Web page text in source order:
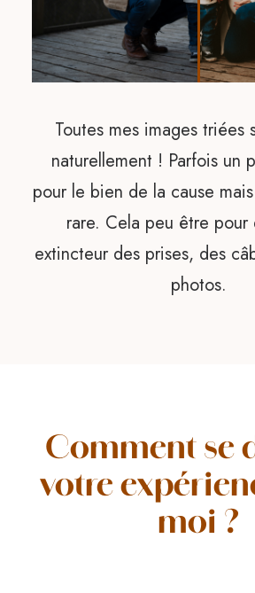
Toutes mes images triées
naturellement ! Parfois un
pour le bien de la cause
rare. Cela peu être pour
extincteur des prises, des
photos.
Comment se
votre
moi ?